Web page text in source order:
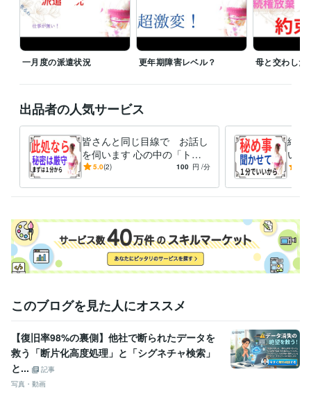
相談料は　１分１００円
大切な「お金」を大事に使って頂く為にも
貴重な時間を悩み事で費やしてしまうのは　何か「損した気分？」
私が「あわ　あわ」と言葉を探している間に
電話　切っちゃってもらっても　大丈夫ですよ。
でも　いきなりだと驚いちゃうかも　なので
「切るよォ！」なんて声を掛けてもらって
一方的に受話器を置いてもらっても　構いませんよ。
注意点として
その道の専門家では　ありません。
＝ココナラブログ＝
エッセー色を解き放ち、
私・虎紫志織の『人＆なり』を　余すことなく知ってもらいたく
受賞歴
あすたいむ倶楽部　　ＬＧＢＴ体験談 あすたいむ倶楽部　　Ｌ
ＧＢＴ体験談 あすたいむ倶楽部　　ＬＧＢＴ体験談
ごぶごぶファ
ミリー　メンバー入り
ココナラ　登録 ココナラ　初出品 ココナ
ラ　初「フォロー＆お気に入り」
ココナラ　初めての御購入者様 コ
コナラ　『出品者ランク』レギュラー入り
一月度の派遣状況 更年期障害レベル？ 母と交わした
出品者の人気サービス
皆さんと同じ目線で お話し
を伺います 心の中の「ト
ゲ」を抜く お手伝いをさせ
5.0(2) 100 円 /分
絶対
い事
言い
きま
このブログを見た人にオススメ
【復旧率98%の裏側】他社で断られたデータを
救う「断片化高度処理」と「シグネチャ検索」
と...
記事
写真・動画